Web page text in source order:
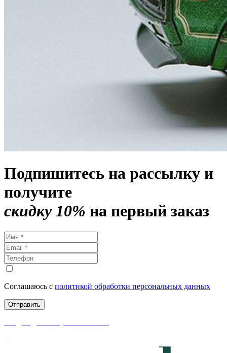
Подпишитесь на рассылку и
получите
скидку 10% на первый заказ
Соглашаюсь с политикой обработки персональных данных